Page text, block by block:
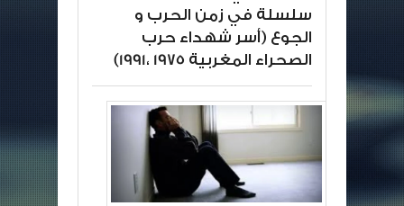
سلسلة في زمن الحرب و
الجوع (أسر شهداء حرب
الصحراء المغربية 1975 ،1991)